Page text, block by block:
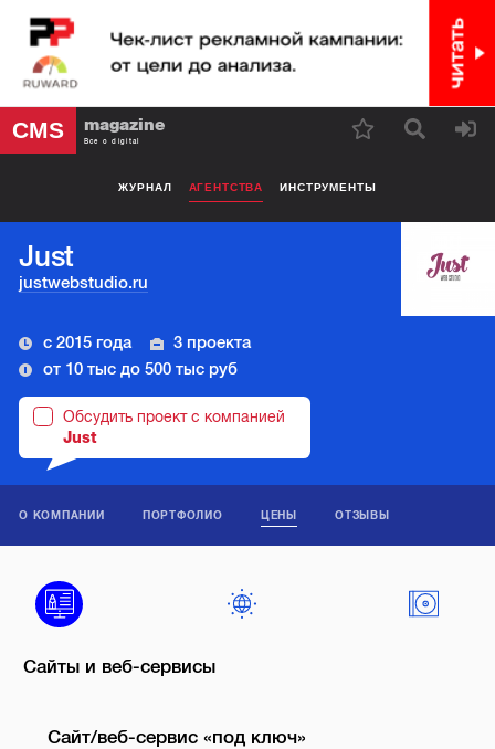
CMS magazine
Все о digital
ЖУРНАЛ АГЕНТСТВА ИНСТРУМЕНТЫ
Just
justwebstudio.ru
с 2015 года
3 проекта
от 10 тыс до 500 тыс руб
Обсудить проект с компанией
Just
О КОМПАНИИ ПОРТФОЛИО ЦЕНЫ ОТЗЫВЫ
Сайты и веб-сервисы
Сайт/веб-сервис «под ключ»